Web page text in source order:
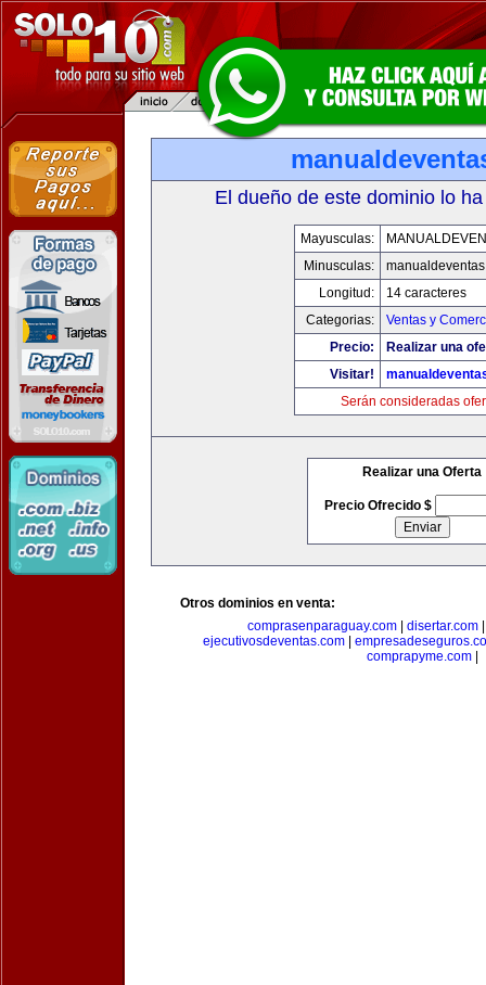
El dueño de este dominio lo
Mayusculas:
Minusculas:
Longitud:
14 caracteres
Categorias:
Ventas y
Precio:
Realizar una
Visitar!
Serán consideradas
Realizar una Oferta
Precio Ofrecido $
Otros dominios en venta:
comprasenparaguay.com
disertar.com
ejecutivosdeventas.com
comprapyme.com|